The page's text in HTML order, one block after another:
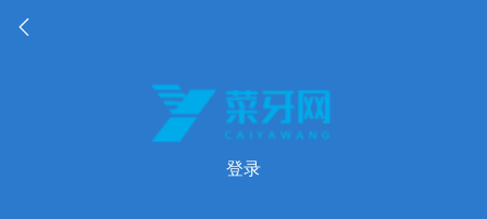
登录